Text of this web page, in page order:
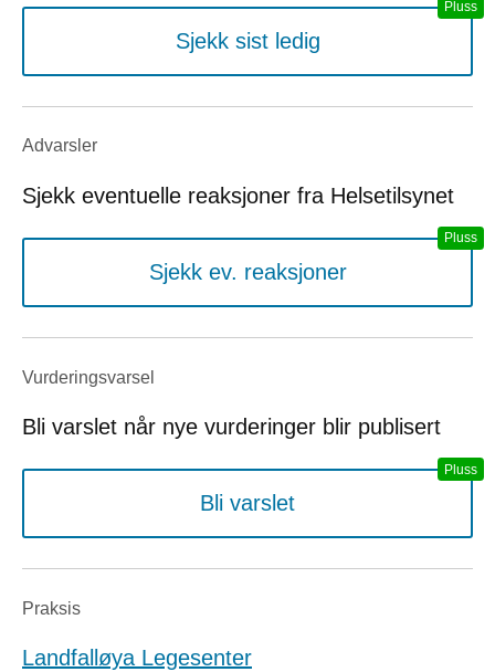
Sjekk sist ledig
Advarsler
Sjekk eventuelle reaksjoner fra Helsetilsynet
Sjekk ev. reaksjoner
Vurderings­varsel
Bli varslet når nye vurderinger blir publisert
Bli varslet
Praksis
Landfalløya Legesenter